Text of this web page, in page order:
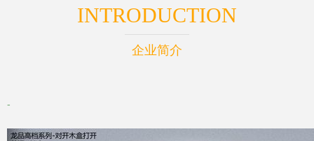
INTRODUCTION
企业简介
-